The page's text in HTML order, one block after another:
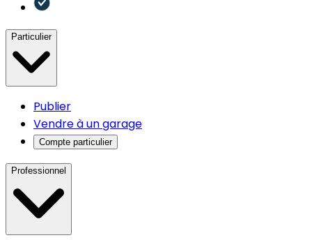
Particulier
Publier
Vendre à un garage
Compte particulier
Professionnel